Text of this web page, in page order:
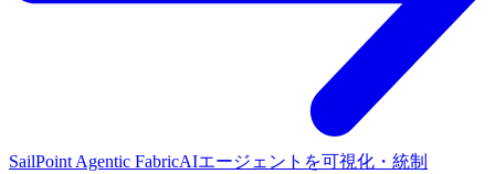
SailPoint Agentic FabricAIエージェントを可視化・統制